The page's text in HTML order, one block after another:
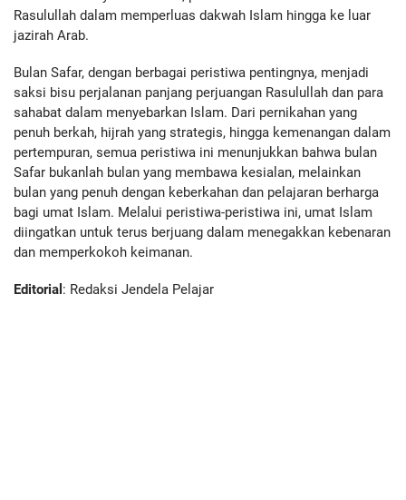
Rasulullah dalam memperluas dakwah Islam hingga ke luar
jazirah Arab.
Bulan Safar, dengan berbagai peristiwa pentingnya, menjadi
saksi bisu perjalanan panjang perjuangan Rasulullah dan para
sahabat dalam menyebarkan Islam. Dari pernikahan yang
penuh berkah, hijrah yang strategis, hingga kemenangan dalam
pertempuran, semua peristiwa ini menunjukkan bahwa bulan
Safar bukanlah bulan yang membawa kesialan, melainkan
bulan yang penuh dengan keberkahan dan pelajaran berharga
bagi umat Islam. Melalui peristiwa-peristiwa ini, umat Islam
diingatkan untuk terus berjuang dalam menegakkan kebenaran
dan memperkokoh keimanan.
Editorial : Redaksi Jendela Pelajar